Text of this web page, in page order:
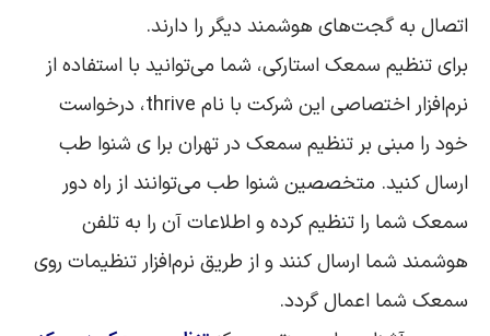
اتصال به گجت‌های هوشمند دیگر را دارند.
برای تنظیم سمعک استارکی، شما می‌توانید با استفاده از
نرم‌افزار اختصاصی این شرکت با نام thrive، درخواست
خود را مبنی بر تنظیم سمعک در تهران برا ی شنوا طب
ارسال کنید. متخصصین شنوا طب می‌توانند از راه دور
سمعک شما را تنظیم کرده و اطلاعات آن را به تلفن
هوشمند شما ارسال کنند و از طریق نرم‌افزار تنظیمات روی
سمعک شما اعمال گردد.